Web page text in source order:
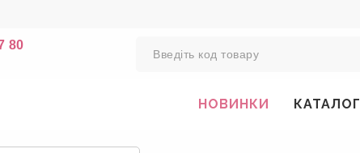
80
НОВИНКИ КАТАЛОГ